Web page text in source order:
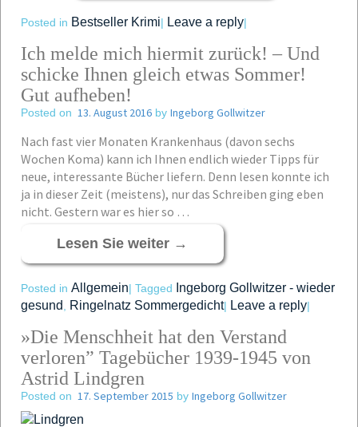
Posted in Bestseller Krimi| Leave a reply|
Ich melde mich hiermit zurück! – Und
schicke Ihnen gleich etwas Sommer!
Gut aufheben!
Posted on 13. August 2016 by Ingeborg Gollwitzer
Nach fast vier Monaten Krankenhaus (davon sechs
Wochen Koma) kann ich Ihnen endlich wieder Tipps für
neue, interessante Bücher liefern. Denn lesen konnte ich
ja in dieser Zeit (meistens), nur das Schreiben ging eben
nicht. Gestern war es hier so …
Lesen Sie weiter →
Posted in Allgemein| Tagged
Ingeborg Gollwitzer - wieder
gesund
Ringelnatz Sommergedicht| Leave a reply|
»Die Menschheit hat den Verstand
verloren” Tagebücher 1939-1945 von
Astrid Lindgren
Posted on 17. September 2015 by Ingeborg Gollwitzer